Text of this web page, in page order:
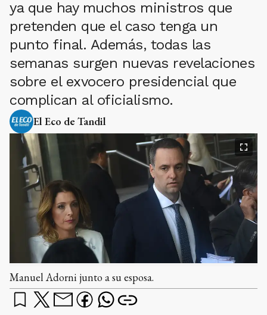
ya que hay muchos ministros que
pretenden que el caso tenga un
punto final. Además, todas las
semanas surgen nuevas revelaciones
sobre el exvocero presidencial que
complican al oficialismo.
El Eco de Tandil
Manuel Adorni junto a su esposa.